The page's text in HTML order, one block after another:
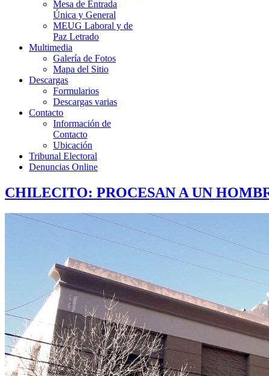
Mesa de Entrada
Única y General
MEUG Laboral y de
Paz Letrado
Multimedia
Galería de Fotos
Mapa del Sitio
Descargas
Formularios
Descargas varias
Contacto
Información de
Contacto
Ubicación
Tribunal Electoral
Denuncias Online
CHILECITO: PROCESAN A UN